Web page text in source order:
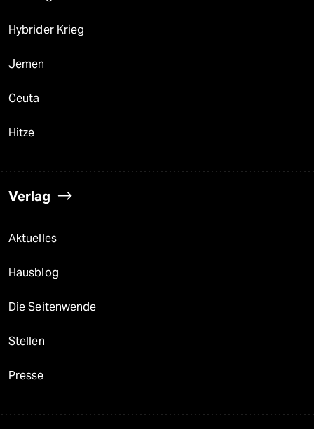
Hybrider Krieg
Jemen
Ceuta
Hitze
Verlag
Aktuelles
Hausblog
Die Seitenwende
Stellen
Presse